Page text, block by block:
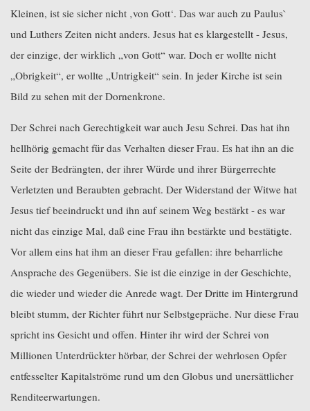
Kleinen, ist sie sicher nicht ‚von Gott‘. Das war auch zu Paulus`
und Luthers Zeiten nicht anders. Jesus hat es klargestellt - Jesus,
der einzige, der wirklich „von Gott“ war. Doch er wollte nicht
„Obrigkeit“, er wollte „Untrigkeit“ sein. In jeder Kirche ist sein
Bild zu sehen mit der Dornenkrone.
Der Schrei nach Gerechtigkeit war auch Jesu Schrei. Das hat ihn
hellhörig gemacht für das Verhalten dieser Frau. Es hat ihn an die
Seite der Bedrängten, der ihrer Würde und ihrer Bürgerrechte
Verletzten und Beraubten gebracht. Der Widerstand der Witwe hat
Jesus tief beeindruckt und ihn auf seinem Weg bestärkt - es war
nicht das einzige Mal, daß eine Frau ihn bestärkte und bestätigte.
Vor allem eins hat ihm an dieser Frau gefallen: ihre beharrliche
Ansprache des Gegenübers. Sie ist die einzige in der Geschichte,
die wieder und wieder die Anrede wagt. Der Dritte im Hintergrund
bleibt stumm, der Richter führt nur Selbstgepräche. Nur diese Frau
spricht ins Gesicht und offen. Hinter ihr wird der Schrei von
Millionen Unterdrückter hörbar, der Schrei der wehrlosen Opfer
entfesselter Kapitalströme rund um den Globus und unersättlicher
Renditeerwartungen.